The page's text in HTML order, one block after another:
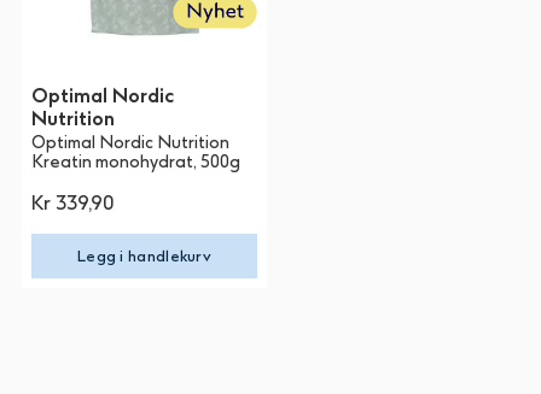
Optimal Nordic
Nutrition
Optimal Nordic Nutrition
Kreatin monohydrat, 500g
Kr 339,90
Legg i handlekurv